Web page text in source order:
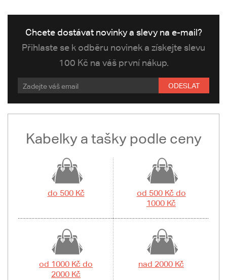
Chcete dostávat novinky a slevy na e-mail?
Přihlaste se k odběru novinek a získejte slevu
100 Kč na váš první nákup.
ODESLAT
Kabelky a tašky podle ceny
do 500 Kč
od 500 Kč do
1000 Kč
od 1000 Kč do
2000 Kč
nad 2000 Kč